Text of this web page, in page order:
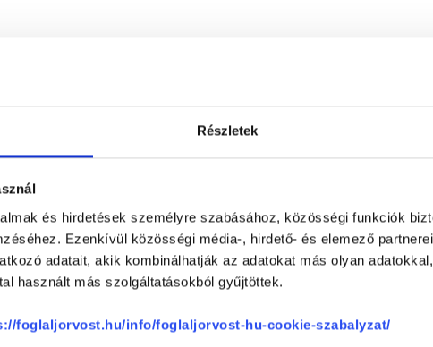
Részletek
és hirdetések személyre szabásához, közösségi funkciók
Ezenkívül közösségi média-, hirdető- és elemező
adatait, akik kombinálhatják az adatokat más olyan
használt más szolgáltatásokból gyűjtöttek.
foglaljorvost.hu/info/foglaljorvost-hu-cookie-szabalyzat/
SZAKTERÜLETEK